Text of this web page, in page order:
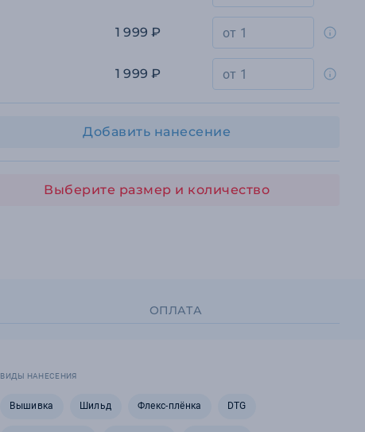
1 999 ₽
1 999 ₽
Добавить нанесение
Выберите размер и количество
ОПЛАТА
ВИДЫ НАНЕСЕНИЯ
Вышивка Шильд Флекс-плёнка DTG